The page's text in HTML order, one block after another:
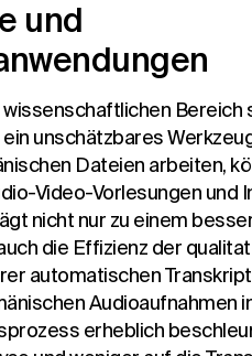
und
Bereich
unschätzbares
Dateien arbeiten,
Video-Vorlesungen und
nicht nur zu einem
die Effizienz der
automatischen
Audioaufnahmen
erheblich